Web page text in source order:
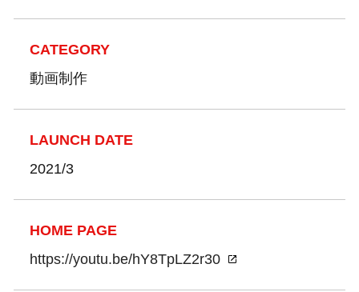
CATEGORY
動画制作
LAUNCH DATE
2021/3
HOME PAGE
https://youtu.be/hY8TpLZ2r30